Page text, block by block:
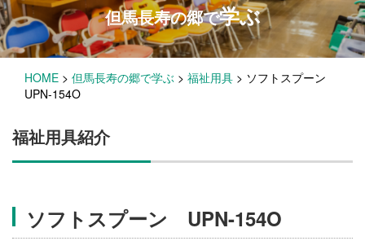
学 ぶ(健康福祉)
泊まる(宿泊)
施設・料金
アクセス
但馬長寿の郷で学ぶ
HOME > 但馬長寿の郷で学ぶ > 福祉用具 > ソフトスプーン
UPN-154O
福祉用具紹介
ソフトスプーン UPN-154O